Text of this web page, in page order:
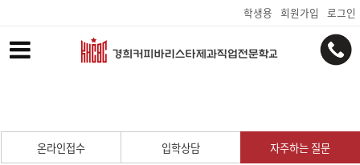
학생용 회원가입 로그인
온라인접수 입학상담 자주하는 질문